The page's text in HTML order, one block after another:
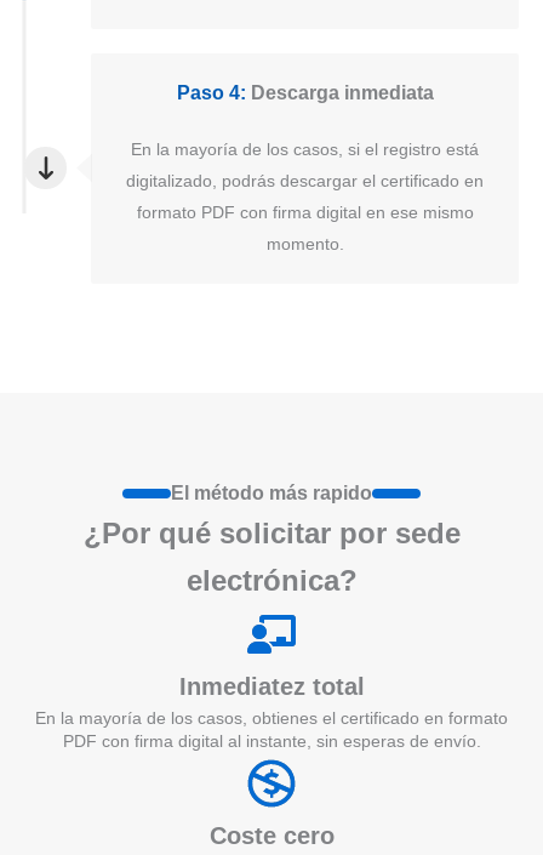
Paso 4: Descarga inmediata
En la mayoría de los casos, si el registro está
digitalizado, podrás descargar el certificado en
formato PDF con firma digital en ese mismo
momento.
El método más rapido
¿Por qué solicitar por sede
electrónica?
Inmediatez total
En la mayoría de los casos, obtienes el certificado en formato
PDF con firma digital al instante, sin esperas de envío.
Coste cero